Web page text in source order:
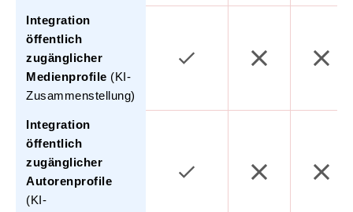
Integration
öffentlich
zugänglicher
Medienprofile (KI-
Zusammenstellung)
Integration
öffentlich
zugänglicher
Autorenprofile
(KI-